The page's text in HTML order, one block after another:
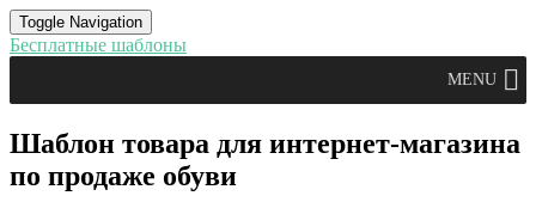
Toggle Navigation
Бесплатные шаблоны
MENU
Шаблон
товара
для
Шаблон товара для интернет-магазина
по продаже обуви